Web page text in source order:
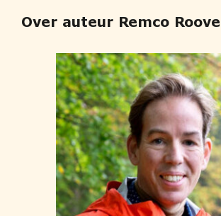
Over auteur Remco